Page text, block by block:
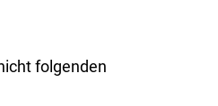
folgenden